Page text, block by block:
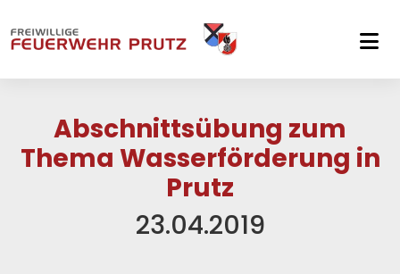
Abschnittsübung zum
Thema Wasserförderung in
Prutz
23.04.2019